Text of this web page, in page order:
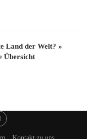
Land der Welt? »
Übersicht